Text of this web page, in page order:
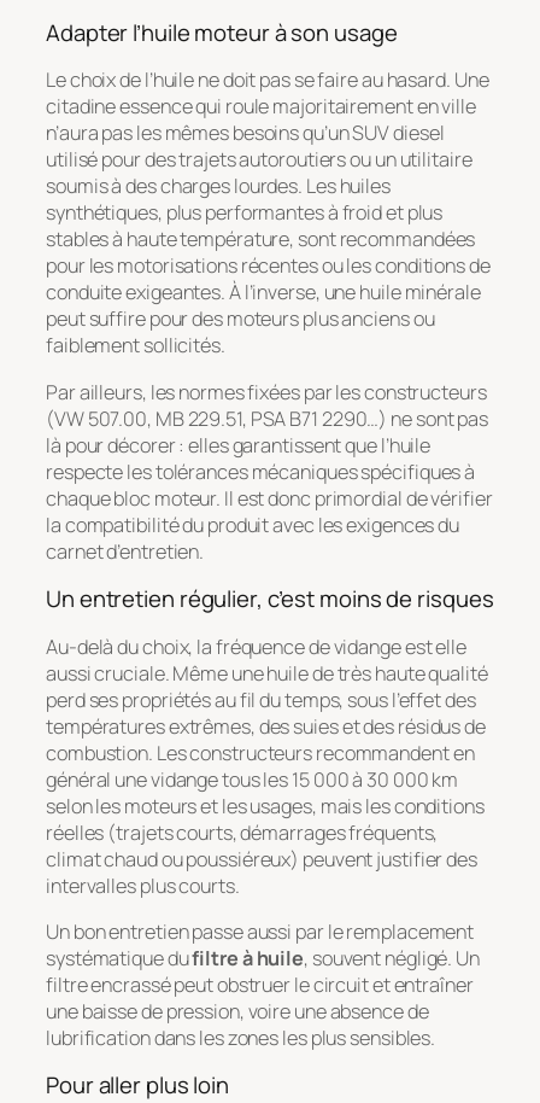
Adapter l’huile moteur à son usage
Le choix de l’huile ne doit pas se faire au hasard. Une
citadine essence qui roule majoritairement en ville
n’aura pas les mêmes besoins qu’un SUV diesel
utilisé pour des trajets autoroutiers ou un utilitaire
soumis à des charges lourdes. Les huiles
synthétiques, plus performantes à froid et plus
stables à haute température, sont recommandées
pour les motorisations récentes ou les conditions de
conduite exigeantes. À l’inverse, une huile minérale
peut suffire pour des moteurs plus anciens ou
faiblement sollicités.
Par ailleurs, les normes fixées par les constructeurs
(VW 507.00, MB 229.51, PSA B71 2290…) ne sont pas
là pour décorer : elles garantissent que l’huile
respecte les tolérances mécaniques spécifiques à
chaque bloc moteur. Il est donc primordial de vérifier
la compatibilité du produit avec les exigences du
carnet d’entretien.
Un entretien régulier, c’est moins de risques
Au-delà du choix, la fréquence de vidange est elle
aussi cruciale. Même une huile de très haute qualité
perd ses propriétés au fil du temps, sous l’effet des
températures extrêmes, des suies et des résidus de
combustion. Les constructeurs recommandent en
général une vidange tous les 15 000 à 30 000 km
selon les moteurs et les usages, mais les conditions
réelles (trajets courts, démarrages fréquents,
climat chaud ou poussiéreux) peuvent justifier des
intervalles plus courts.
Un bon entretien passe aussi par le remplacement
systématique dufiltre à huile, souvent négligé. Un
filtre encrassé peut obstruer le circuit et entraîner
une baisse de pression, voire une absence de
lubrification dans les zones les plus sensibles.
Pour aller plus loin